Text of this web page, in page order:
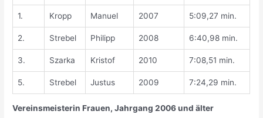
1. Kropp Manuel 2007 5:09,27 min.
2. Strebel Philipp 2008 6:40,98 min.
3. Szarka Kristof 2010 7:08,51 min.
5. Strebel Justus 2009 7:24,29 min.
Vereinsmeisterin Frauen, Jahrgang 2006 und älter